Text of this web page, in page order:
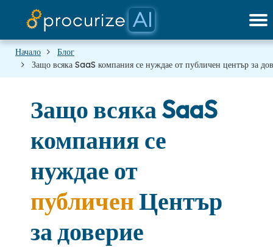
Начало
Блог
Защо всяка SaaS компания се нуждае от публичен център за
Защо всяка SaaS
компания се
нуждае от
публиченЦентър
за доверие